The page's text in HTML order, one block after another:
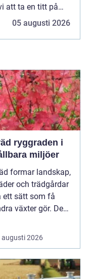
att ta en titt på
erbjuda dig som
05 augusti 2026
i
miljöer
formar landskap,
och trädgårdar
ett sätt som få
växter gör. De
augusti 2026